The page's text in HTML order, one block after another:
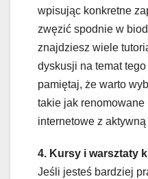
wpisując konkretne
zwęzić spodnie w
znajdziesz wiele
dyskusji na temat
pamiętaj, że warto
takie jak
internetowe z aktywną
4. Kursy i warsztaty
Jeśli jesteś bardziej